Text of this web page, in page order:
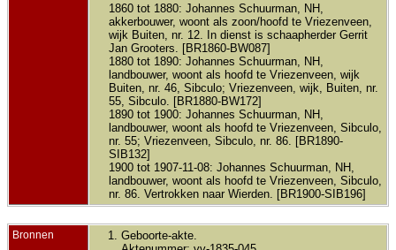
1860 tot 1880: Johannes Schuurman, NH,
akkerbouwer, woont als zoon/hoofd te Vriezenveen,
wijk Buiten, nr. 12. In dienst is schaapherder Gerrit
Jan Grooters. [BR1860-BW087]
1880 tot 1890: Johannes Schuurman, NH,
landbouwer, woont als hoofd te Vriezenveen, wijk
Buiten, nr. 46, Sibculo; Vriezenveen, wijk, Buiten, nr.
55, Sibculo. [BR1880-BW172]
1890 tot 1900: Johannes Schuurman, NH,
landbouwer, woont als hoofd te Vriezenveen, Sibculo,
nr. 55; Vriezenveen, Sibculo, nr. 86. [BR1890-
SIB132]
1900 tot 1907-11-08: Johannes Schuurman, NH,
landbouwer, woont als hoofd te Vriezenveen, Sibculo,
nr. 86. Vertrokken naar Wierden. [BR1900-SIB196]
Bronnen
Geboorte-akte.